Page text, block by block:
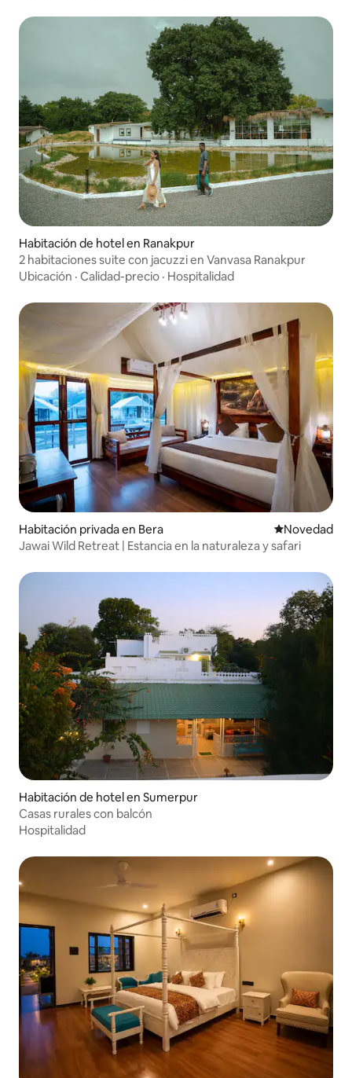
Habitación de hotel en Ranakpur
2 habitaciones suite con jacuzzi en Vanvasa Ranakpur
Ubicación · Calidad-precio · Hospitalidad
Habitación privada en Bera Lugar para
Novedad
Jawai Wild Retreat | Estancia en la naturaleza y safari
Habitación de hotel en Sumerpur
Casas rurales con balcón
Hospitalidad